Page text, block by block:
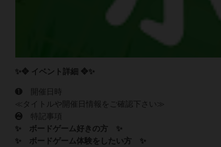
✨❖ イベント詳細 ❖✨
❶ 開催日時
≪タイトルや開催日情報をご確認下さい≫
❷ 特記事項‍‍
✨ ボードゲーム好きの方 ✨
✨ ボードゲーム体験をしたい方 ✨